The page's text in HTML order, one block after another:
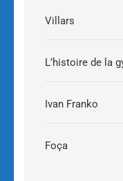
Villars
L’histoire de la
Ivan Franko
Foça